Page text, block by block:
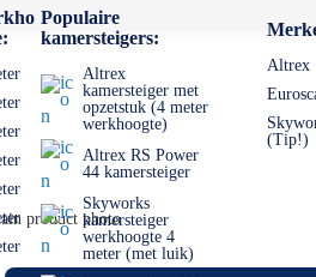
Populaire
kamersteigers:
Altrex
kamersteiger met
opzetstuk (4 meter
werkhoogte)
Altrex RS Power
44 kamersteiger
Skyworks
kamersteiger
werkhoogte 4
meter (met luik)
Altrex
(Tip!)